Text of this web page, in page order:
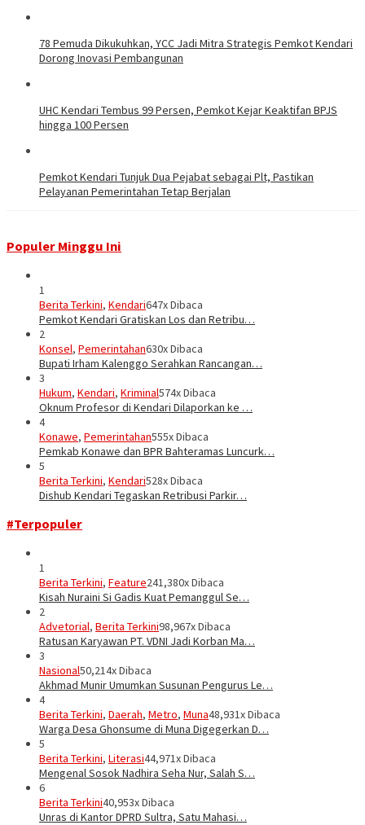
78 Pemuda Dikukuhkan, YCC Jadi Mitra Strategis Pemkot Kendari
Dorong Inovasi Pembangunan
UHC Kendari Tembus 99 Persen, Pemkot Kejar Keaktifan BPJS
hingga 100 Persen
Pemkot Kendari Tunjuk Dua Pejabat sebagai Plt, Pastikan
Pelayanan Pemerintahan Tetap Berjalan
Populer Minggu Ini
1
Berita Terkini, Kendari647x Dibaca
Pemkot Kendari Gratiskan Los dan Retribu…
2
Konsel, Pemerintahan630x Dibaca
Bupati Irham Kalenggo Serahkan Rancangan…
3
Hukum, Kendari, Kriminal574x Dibaca
Oknum Profesor di Kendari Dilaporkan ke …
4
Konawe, Pemerintahan555x Dibaca
Pemkab Konawe dan BPR Bahteramas Luncurk…
5
Berita Terkini, Kendari528x Dibaca
Dishub Kendari Tegaskan Retribusi Parkir…
#Terpopuler
1
Berita Terkini, Feature241,380x Dibaca
Kisah Nuraini Si Gadis Kuat Pemanggul Se…
2
Advetorial, Berita Terkini98,967x Dibaca
Ratusan Karyawan PT. VDNI Jadi Korban Ma…
3
Nasional50,214x Dibaca
Akhmad Munir Umumkan Susunan Pengurus Le…
4
Berita Terkini, Daerah, Metro, Muna48,931x Dibaca
Warga Desa Ghonsume di Muna Digegerkan D…
5
Berita Terkini, Literasi44,971x Dibaca
Mengenal Sosok Nadhira Seha Nur, Salah S…
6
Berita Terkini40,953x Dibaca
Unras di Kantor DPRD Sultra, Satu Mahasi…